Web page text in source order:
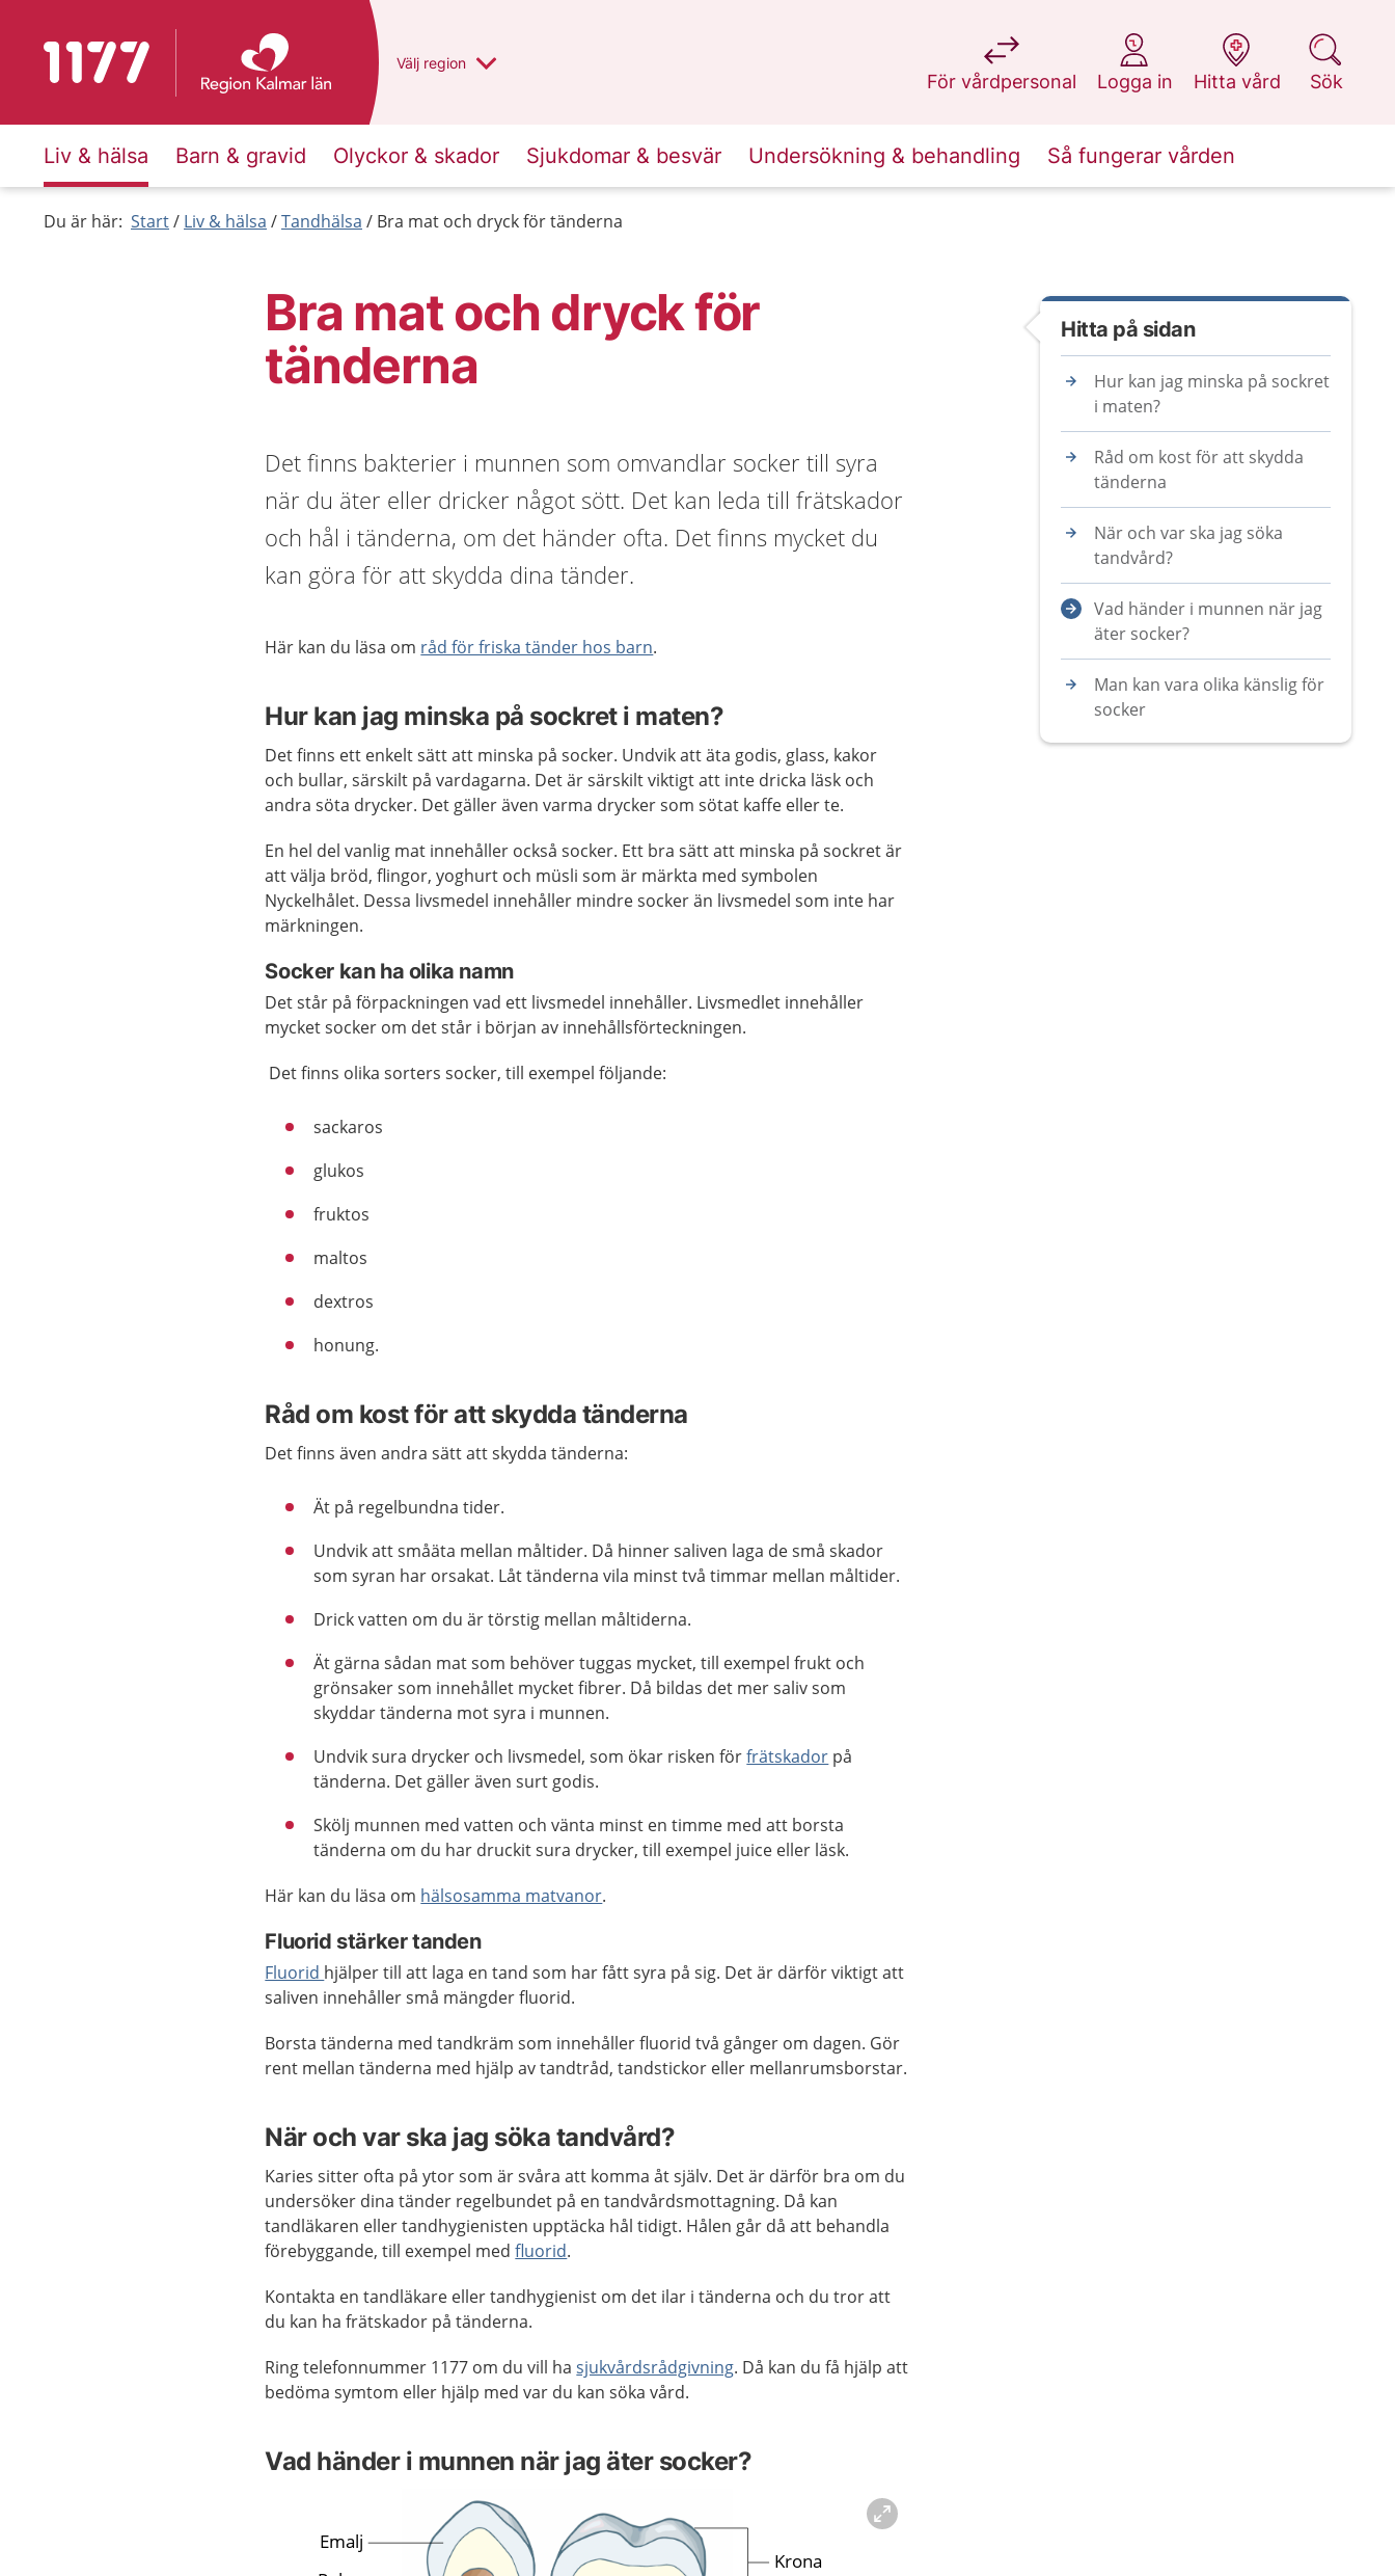
Till startsidan för 1177 Du har valt region
Välj en annan
region
För vårdpersonal
på 1177.se
Logga in
på 1177.se
Hitta vård
på 1177.se
Sök
på 1177.se
Liv & hälsa Barn & gravid Olyckor & skador Sjukdomar & besvär Undersökning & behandling Så fungerar vården
Du är här: Start Liv & hälsa Tandhälsa Bra mat och dryck för tänderna
Bra mat och dryck för
tänderna
Det finns bakterier i munnen som omvandlar socker till syra
när du äter eller dricker något sött. Det kan leda till frätskador
och hål i tänderna, om det händer ofta. Det finns mycket du
kan göra för att skydda dina tänder.
Här kan du läsa om råd för friska tänder hos barn.
Hur kan jag minska på sockret i maten?
Det finns ett enkelt sätt att minska på socker. Undvik att äta godis, glass, kakor
och bullar, särskilt på vardagarna. Det är särskilt viktigt att inte dricka läsk och
andra söta drycker. Det gäller även varma drycker som sötat kaffe eller te.
En hel del vanlig mat innehåller också socker. Ett bra sätt att minska på sockret är
att välja bröd, flingor, yoghurt och müsli som är märkta med symbolen
Nyckelhålet. Dessa livsmedel innehåller mindre socker än livsmedel som inte har
märkningen.
Socker kan ha olika namn
Det står på förpackningen vad ett livsmedel innehåller. Livsmedlet innehåller
mycket socker om det står i början av innehållsförteckningen.
Det finns olika sorters socker, till exempel följande:
sackaros
glukos
fruktos
maltos
dextros
honung.
Råd om kost för att skydda tänderna
Det finns även andra sätt att skydda tänderna:
Ät på regelbundna tider.
Undvik att småäta mellan måltider. Då hinner saliven laga de små skador
som syran har orsakat. Låt tänderna vila minst två timmar mellan måltider.
Drick vatten om du är törstig mellan måltiderna.
Ät gärna sådan mat som behöver tuggas mycket, till exempel frukt och
grönsaker som innehållet mycket fibrer. Då bildas det mer saliv som
skyddar tänderna mot syra i munnen.
Undvik sura drycker och livsmedel, som ökar risken förfrätskador på
tänderna. Det gäller även surt godis.
Skölj munnen med vatten och vänta minst en timme med att borsta
tänderna om du har druckit sura drycker, till exempel juice eller läsk.
Här kan du läsa om hälsosamma matvanor.
Fluorid stärker tanden
Fluorid hjälper till att laga en tand som har fått syra på sig. Det är därför viktigt att
saliven innehåller små mängder fluorid.
Borsta tänderna med tandkräm som innehåller fluorid två gånger om dagen. Gör
rent mellan tänderna med hjälp av tandtråd, tandstickor eller mellanrumsborstar.
När och var ska jag söka tandvård?
Karies sitter ofta på ytor som är svåra att komma åt själv. Det är därför bra om du
undersöker dina tänder regelbundet på en tandvårdsmottagning. Då kan
tandläkaren eller tandhygienisten upptäcka hål tidigt. Hålen går då att behandla
förebyggande, till exempel medfluorid.
Kontakta en tandläkare eller tandhygienist om det ilar i tänderna och du tror att
du kan ha frätskador på tänderna.
Ring telefonnummer 1177 om du vill hasjukvårdsrådgivning. Då kan du få hjälp att
bedöma symtom eller hjälp med var du kan söka vård.
Vad händer i munnen när jag äter socker?
Hitta på sidan
Hur kan jag minska på sockret
i maten?
Råd om kost för att skydda
tänderna
När och var ska jag söka
tandvård?
Vad händer i munnen när jag
äter socker?
Man kan vara olika känslig för
socker